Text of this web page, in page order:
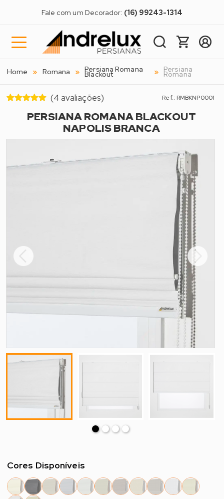
Fale com um Decorador: (16) 99243-1314
Home Romana Persiana Romana
Blackout
Persiana
Romana
(4 avaliações) Ref.: RMBKNP0001
PERSIANA ROMANA BLACKOUT
NAPOLIS BRANCA
Cores Disponíveis